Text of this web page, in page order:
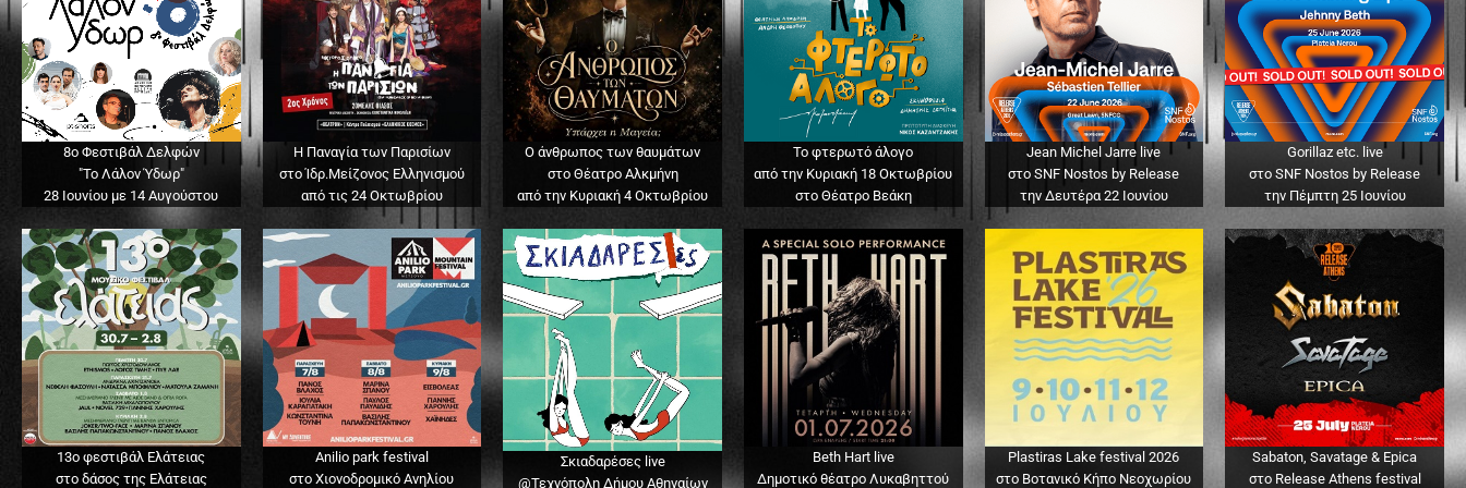
8ο Φεστιβάλ Δελφών
"Το Λάλον Ύδωρ"
28 Ιουνίου με 14 Αυγούστου
Η Παναγία των Παρισίων
στο Ίδρ.Μείζονος Ελληνισμού
από τις 24 Οκτωβρίου
Ο άνθρωπος των θαυμάτων
στο Θέατρο Αλκμήνη
από την Κυριακή 4 Οκτωβρίου
Το φτερωτό άλογο
από την Κυριακή 18 Οκτωβρίου
στο Θέατρο Βεάκη
Jean Michel Jarre live
στο SNF Nostos by Release
την Δευτέρα 22 Ιουνίου
Gorillaz etc. live
στο SNF Nostos by Release
την Πέμπτη 25 Ιουνίου
13o φεστιβάλ Ελάτειας
στο δάσος της Ελάτειας
Anilio park festival
στο Χιονοδρομικό Ανηλίου
Σκιαδαρέσες live
@Τεχνόπολη Δήμου Αθηναίων
Beth Hart live
Δημοτικό θέατρο Λυκαβηττού
Plastiras Lake festival 2026
στο Βοτανικό Κήπο Νεοχωρίου
Sabaton, Savatage & Epica
στο Release Athens festival